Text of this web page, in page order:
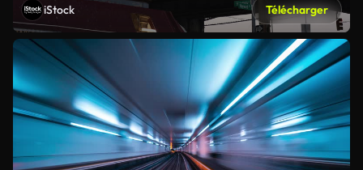
iStock Télécharger